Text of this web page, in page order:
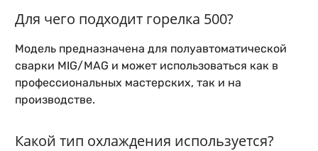
Для чего подходит горелка 500?
Модель предназначена для полуавтоматической
сварки MIG/MAG и может использоваться как в
профессиональных мастерских, так и на
производстве.
Какой тип охлаждения используется?